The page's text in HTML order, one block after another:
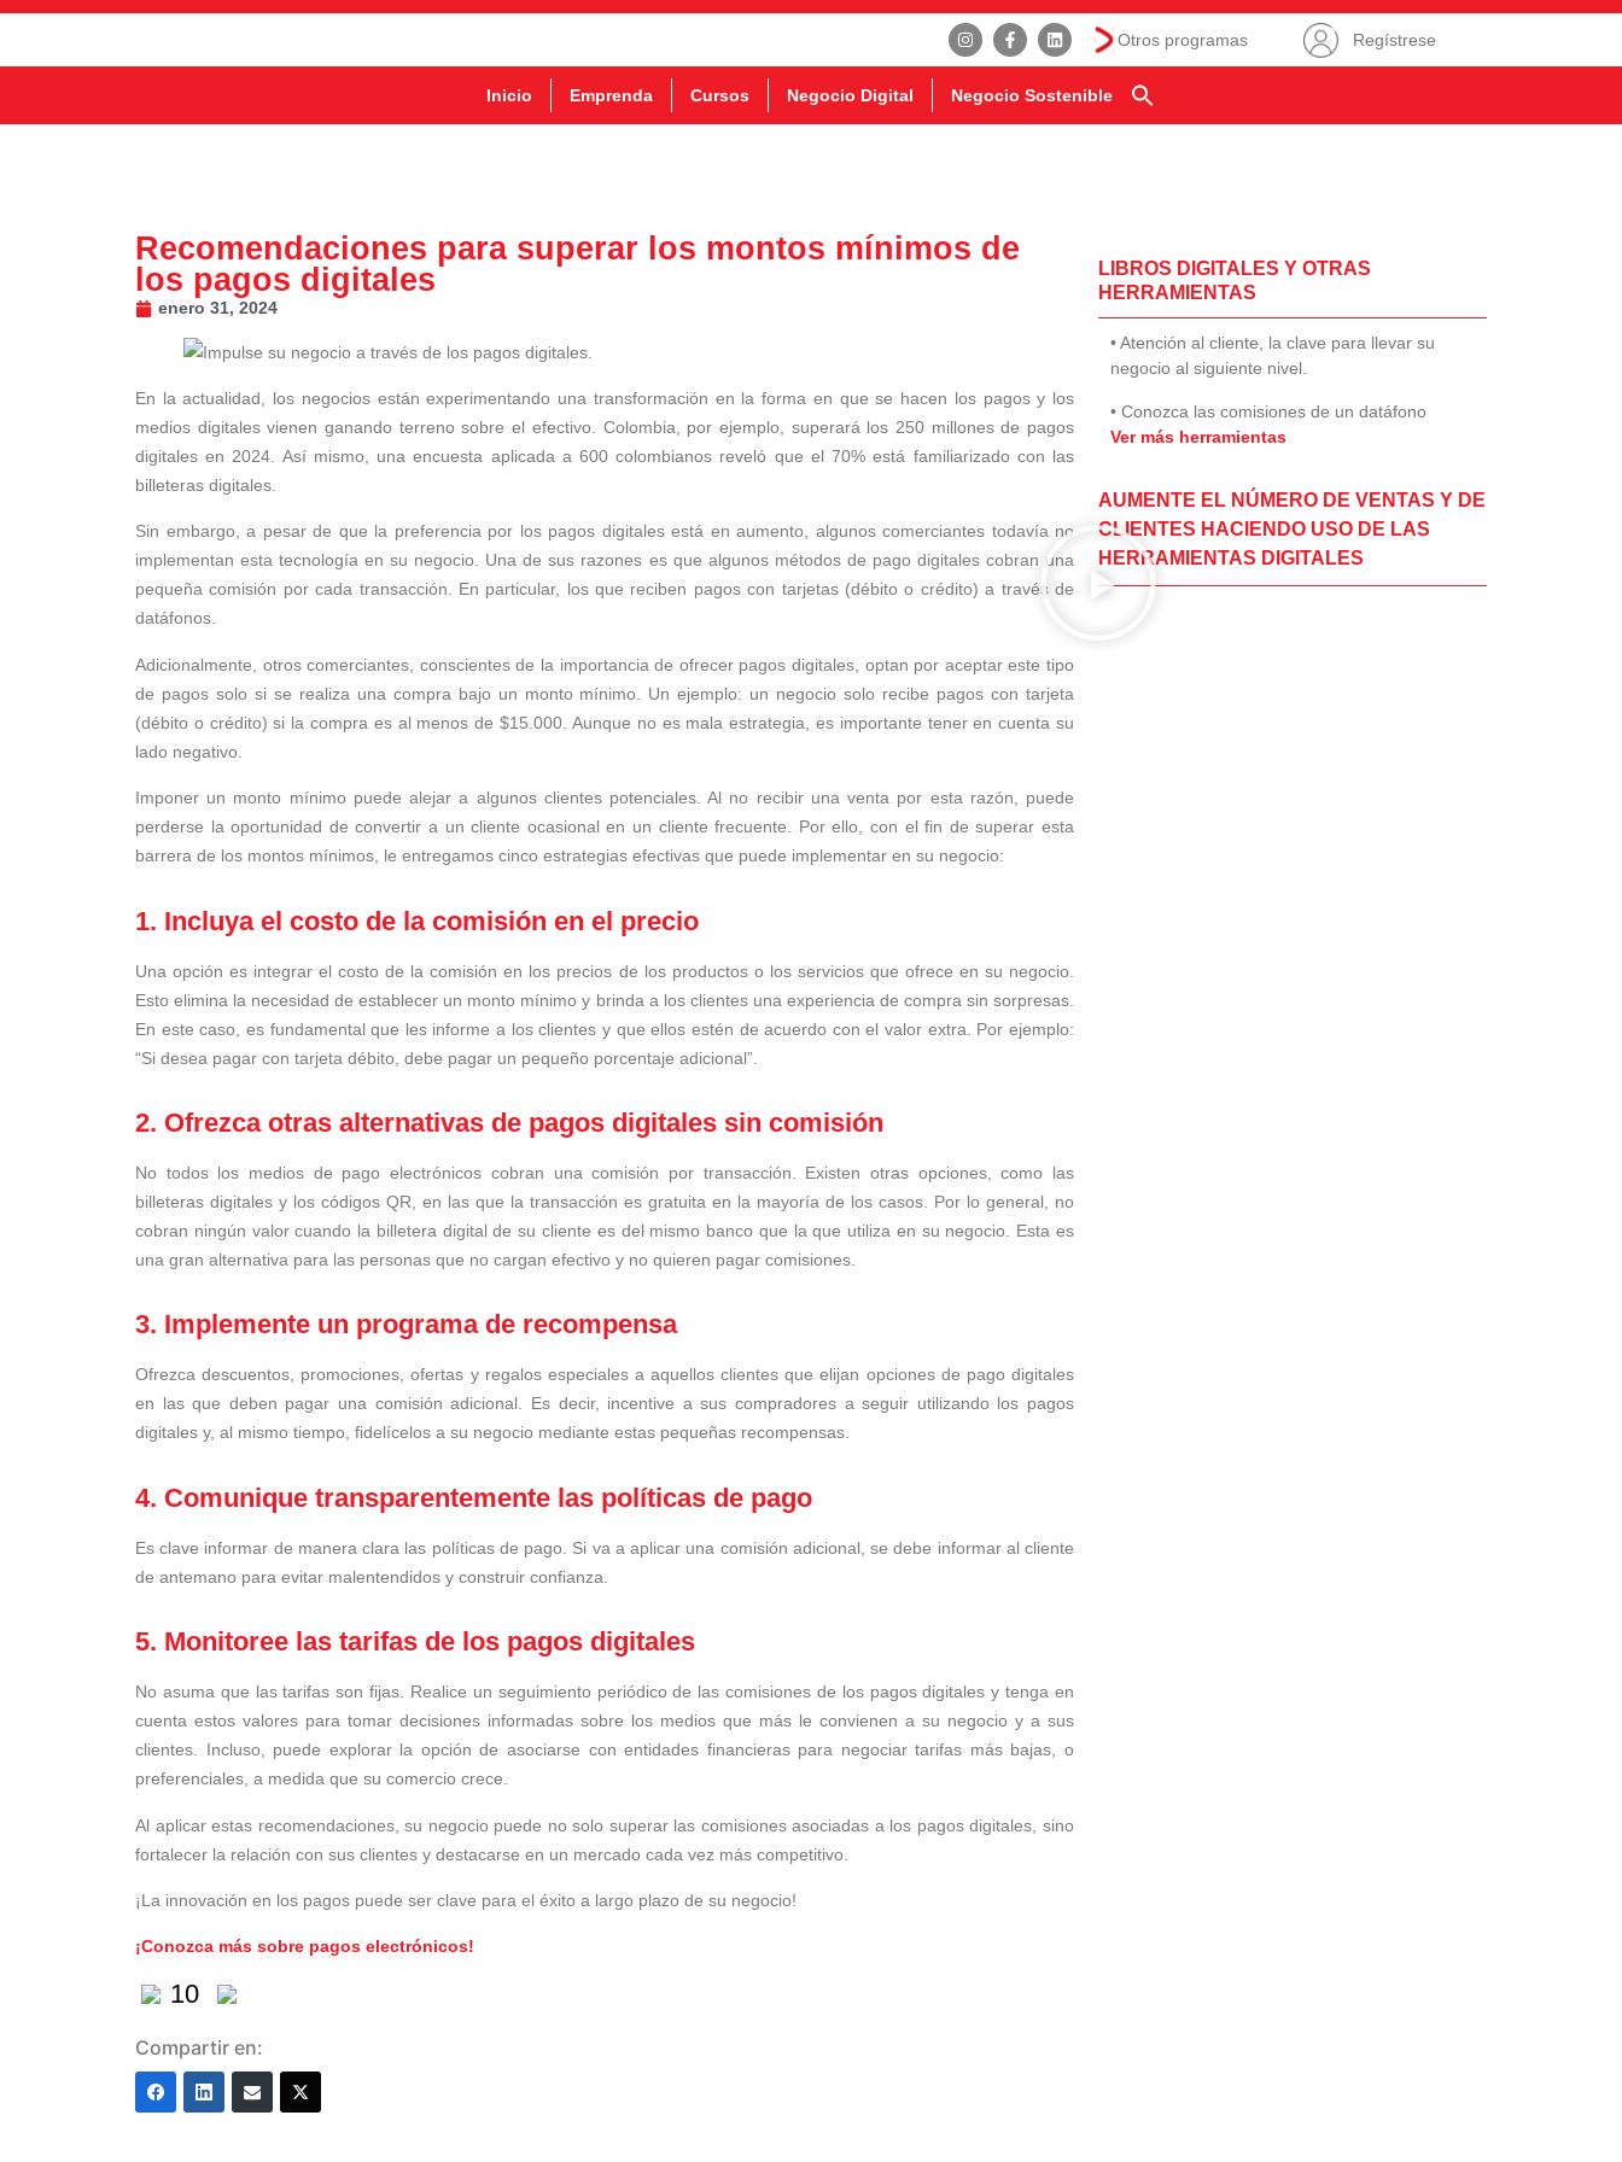
Otros programas Regístrese
Inicio Emprenda Cursos Negocio Digital Negocio Sostenible
Recomendaciones para superar los montos mínimos de
los pagos digitales
enero 31, 2024
En la actualidad, los negocios están experimentando una transformación en la forma en que se hacen los pagos y los
medios digitales vienen ganando terreno sobre el efectivo. Colombia, por ejemplo, superará los 250 millones de pagos
digitales en 2024. Así mismo, una encuesta aplicada a 600 colombianos reveló que el 70% está familiarizado con las
billeteras digitales.
Sin embargo, a pesar de que la preferencia por los pagos digitales está en aumento, algunos comerciantes todavía no
implementan esta tecnología en su negocio. Una de sus razones es que algunos métodos de pago digitales cobran una
pequeña comisión por cada transacción. En particular, los que reciben pagos con tarjetas (débito o crédito) a través de
datáfonos.
Adicionalmente, otros comerciantes, conscientes de la importancia de ofrecer pagos digitales, optan por aceptar este tipo
de pagos solo si se realiza una compra bajo un monto mínimo. Un ejemplo: un negocio solo recibe pagos con tarjeta
(débito o crédito) si la compra es al menos de $15.000. Aunque no es mala estrategia, es importante tener en cuenta su
lado negativo.
Imponer un monto mínimo puede alejar a algunos clientes potenciales. Al no recibir una venta por esta razón, puede
perderse la oportunidad de convertir a un cliente ocasional en un cliente frecuente. Por ello, con el fin de superar esta
barrera de los montos mínimos, le entregamos cinco estrategias efectivas que puede implementar en su negocio:
1. Incluya el costo de la comisión en el precio
Una opción es integrar el costo de la comisión en los precios de los productos o los servicios que ofrece en su negocio.
Esto elimina la necesidad de establecer un monto mínimo y brinda a los clientes una experiencia de compra sin sorpresas.
En este caso, es fundamental que les informe a los clientes y que ellos estén de acuerdo con el valor extra. Por ejemplo:
“Si desea pagar con tarjeta débito, debe pagar un pequeño porcentaje adicional”.
2. Ofrezca otras alternativas de pagos digitales sin comisión
No todos los medios de pago electrónicos cobran una comisión por transacción. Existen otras opciones, como las
billeteras digitales y los códigos QR, en las que la transacción es gratuita en la mayoría de los casos. Por lo general, no
cobran ningún valor cuando la billetera digital de su cliente es del mismo banco que la que utiliza en su negocio. Esta es
una gran alternativa para las personas que no cargan efectivo y no quieren pagar comisiones.
3. Implemente un programa de recompensa
Ofrezca descuentos, promociones, ofertas y regalos especiales a aquellos clientes que elijan opciones de pago digitales
en las que deben pagar una comisión adicional. Es decir, incentive a sus compradores a seguir utilizando los pagos
digitales y, al mismo tiempo, fidelícelos a su negocio mediante estas pequeñas recompensas.
4. Comunique transparentemente las políticas de pago
Es clave informar de manera clara las políticas de pago. Si va a aplicar una comisión adicional, se debe informar al cliente
de antemano para evitar malentendidos y construir confianza.
5. Monitoree las tarifas de los pagos digitales
No asuma que las tarifas son fijas. Realice un seguimiento periódico de las comisiones de los pagos digitales y tenga en
cuenta estos valores para tomar decisiones informadas sobre los medios que más le convienen a su negocio y a sus
clientes. Incluso, puede explorar la opción de asociarse con entidades financieras para negociar tarifas más bajas, o
preferenciales, a medida que su comercio crece.
Al aplicar estas recomendaciones, su negocio puede no solo superar las comisiones asociadas a los pagos digitales, sino
fortalecer la relación con sus clientes y destacarse en un mercado cada vez más competitivo.
¡La innovación en los pagos puede ser clave para el éxito a largo plazo de su negocio!
¡Conozca más sobre pagos electrónicos!
10
Compartir en:
LIBROS DIGITALES Y OTRAS
HERRAMIENTAS
• Atención al cliente, la clave para llevar su
negocio al siguiente nivel.
• Conozca las comisiones de un datáfono
Ver más herramientas
AUMENTE EL NÚMERO DE VENTAS Y DE
CLIENTES HACIENDO USO DE LAS
HERRAMIENTAS DIGITALES